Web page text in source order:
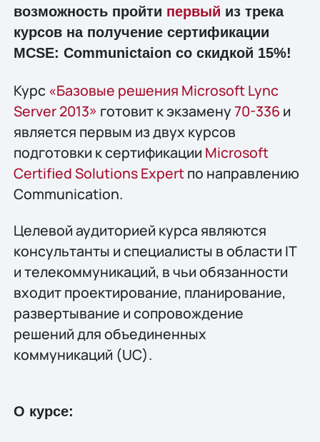
возможность пройти первый из трека
курсов на получение сертификации
MCSE: Communictaion со скидкой 15%!
Курс«Базовые решения Microsoft Lync
Server 2013» готовит к экзамену70-336 и
является первым из двух курсов
подготовки к сертификации Microsoft
Certified Solutions Expertпо направлению
Communication.
Целевой аудиторией курса являются
консультанты и специалисты в области IT
и телекоммуникаций, в чьи обязанности
входит проектирование, планирование,
развертывание и сопровождение
решений для объединенных
коммуникаций (UC).
О курсе: